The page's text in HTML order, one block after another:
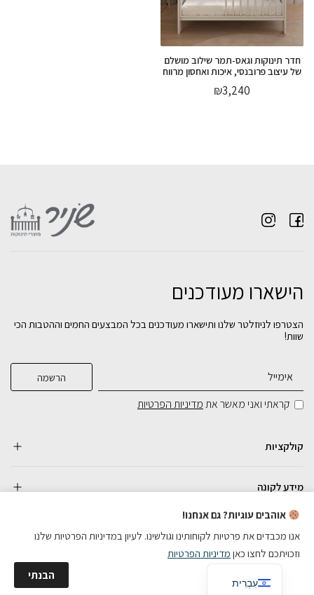
חדר תינוקות וגאס-תמר שילוב מושלם
של עיצוב פרובנסי, איכות ואחסון מרווח
₪3,240
הישארו מעודכנים
הצטרפו לניוזלטר שלנו ותישארו מעודכנים בכל המבצעים החמים וההטבות הכי
שוות!
קראתי ואני מאשר אתמדיניות הפרטיות
קולקציות
מידע לקונה
כל הזכויות שמורות
אוהבים עוגיות? גם אנחנו!
אנו מכבדים את פרטיות לקוחותינו וגולשינו. לעיון במדיניות הפרטיות שלנו
וזכויתכם לחצו כאן מדיניות הפרטיות
הבנתי
עִבְרִית
English